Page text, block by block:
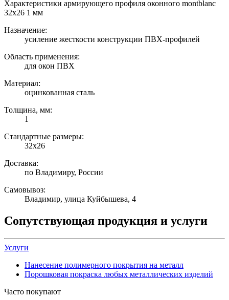
Характеристики армирующего профиля оконного montblanc
32х26 1 мм
Назначение:
усиление жесткости конструкции ПВХ-профилей
Область применения:
для окон ПВХ
Материал:
оцинкованная сталь
Толщина, мм:
1
Стандартные размеры:
32х26
Доставка:
по Владимиру, России
Самовывоз:
Владимир, улица Куйбышева, 4
Сопутствующая продукция и услуги
Услуги
Нанесение полимерного покрытия на металл
Порошковая покраска любых металлических изделий
Часто покупают